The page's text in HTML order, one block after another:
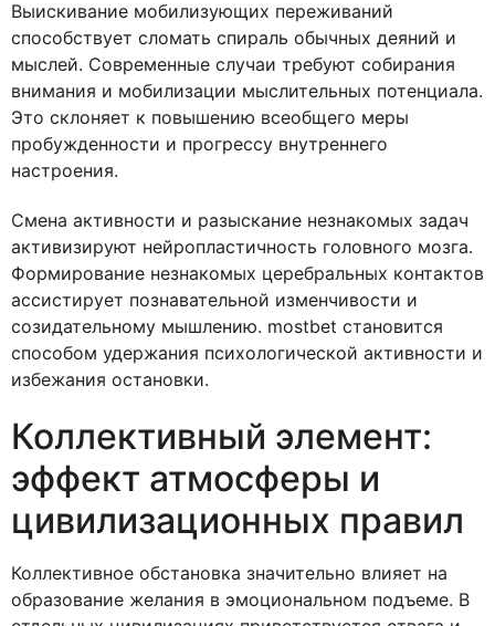
Выискивание мобилизующих переживаний
способствует сломать спираль обычных деяний и
мыслей. Современные случаи требуют собирания
внимания и мобилизации мыслительных потенциала.
Это склоняет к повышению всеобщего меры
пробужденности и прогрессу внутреннего
настроения.
Смена активности и разыскание незнакомых задач
активизируют нейропластичность головного мозга.
Формирование незнакомых церебральных контактов
ассистирует познавательной изменчивости и
созидательному мышлению. mostbet становится
способом удержания психологической активности и
избежания остановки.
Коллективный элемент:
эффект атмосферы и
цивилизационных правил
Коллективное обстановка значительно влияет на
образование желания в эмоциональном подъеме. В